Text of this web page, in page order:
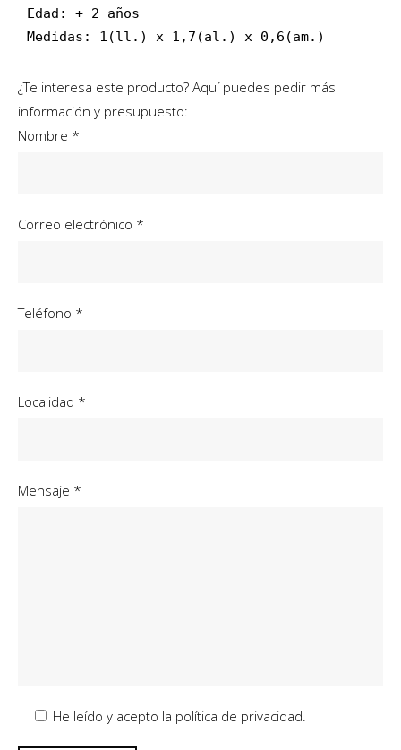
Edad: + 2 años
¿Te interesa este producto? Aquí puedes pedir más
información y presupuesto:
Nombre *
Correo electrónico *
Teléfono *
Localidad *
Mensaje *
He leído y acepto la política de privacidad.